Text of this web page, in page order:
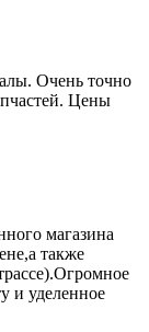
Очень точно
Цены
магазина
также
и уделенное